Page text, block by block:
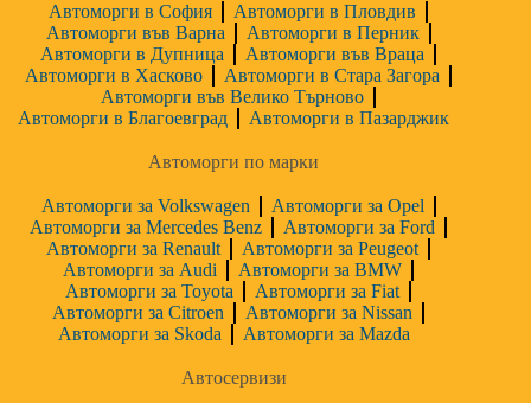
Автоморги в София
Автоморги в Пловдив
Автоморги във Варна
Автоморги в Перник
Автоморги в Дупница
Автоморги във Враца
Автоморги в Хасково
Автоморги в Стара Загора
Автоморги във Велико Търново
Автоморги в Благоевград
Автоморги в Пазарджик
Автоморги по марки
Автоморги за Volkswagen
Автоморги за Opel
Автоморги за Mercedes Benz
Автоморги за Ford
Автоморги за Renault
Автоморги за Peugeot
Автоморги за Audi
Автоморги за BMW
Автоморги за Toyota
Автоморги за Fiat
Автоморги за Citroen
Автоморги за Nissan
Автоморги за Skoda
Автоморги за Mazda
Автосервизи